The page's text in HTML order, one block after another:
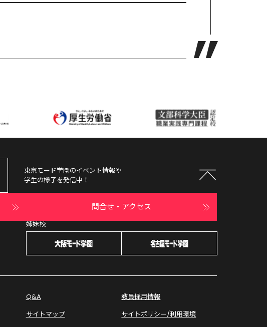
東京モード学園のイベント情報や
学生の様子を発信中！
問合せ・アクセス
姉妹校
Q&A
サイトマップ
教員採用情報
サイトポリシー/利用環境